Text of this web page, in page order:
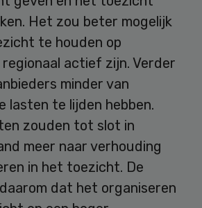
Het zou beter mogelijk
te houden op
actief zijn. Verder
minder van
lasten te lijden hebben.
zouden tot slot in
meer naar verhouding
in het toezicht. De
dat het organiseren